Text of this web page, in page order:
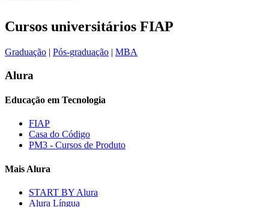
Cursos universitários FIAP
Graduação | Pós-graduação | MBA
Alura
Educação em Tecnologia
FIAP
Casa do Código
PM3 - Cursos de Produto
Mais Alura
START BY Alura
Alura Língua